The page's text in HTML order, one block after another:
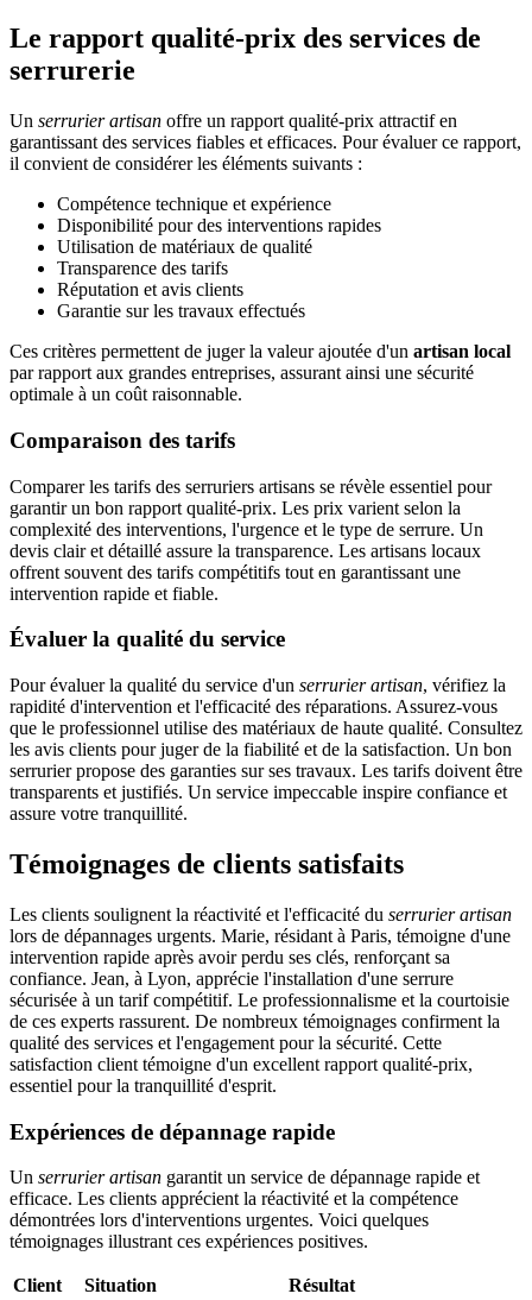
Le rapport qualité-prix des services de
serrurerie
Un serrurier artisan offre un rapport qualité-prix attractif en
garantissant des services fiables et efficaces. Pour évaluer ce rapport,
il convient de considérer les éléments suivants :
Compétence technique et expérience
Disponibilité pour des interventions rapides
Utilisation de matériaux de qualité
Transparence des tarifs
Réputation et avis clients
Garantie sur les travaux effectués
Ces critères permettent de juger la valeur ajoutée d'un artisan local
par rapport aux grandes entreprises, assurant ainsi une sécurité
optimale à un coût raisonnable.
Comparaison des tarifs
Comparer les tarifs des serruriers artisans se révèle essentiel pour
garantir un bon rapport qualité-prix. Les prix varient selon la
complexité des interventions, l'urgence et le type de serrure. Un
devis clair et détaillé assure la transparence. Les artisans locaux
offrent souvent des tarifs compétitifs tout en garantissant une
intervention rapide et fiable.
Évaluer la qualité du service
Pour évaluer la qualité du service d'un serrurier artisan, vérifiez la
rapidité d'intervention et l'efficacité des réparations. Assurez-vous
que le professionnel utilise des matériaux de haute qualité. Consultez
les avis clients pour juger de la fiabilité et de la satisfaction. Un bon
serrurier propose des garanties sur ses travaux. Les tarifs doivent être
transparents et justifiés. Un service impeccable inspire confiance et
assure votre tranquillité.
Témoignages de clients satisfaits
Les clients soulignent la réactivité et l'efficacité du serrurier artisan
lors de dépannages urgents. Marie, résidant à Paris, témoigne d'une
intervention rapide après avoir perdu ses clés, renforçant sa
confiance. Jean, à Lyon, apprécie l'installation d'une serrure
sécurisée à un tarif compétitif. Le professionnalisme et la courtoisie
de ces experts rassurent. De nombreux témoignages confirment la
qualité des services et l'engagement pour la sécurité. Cette
satisfaction client témoigne d'un excellent rapport qualité-prix,
essentiel pour la tranquillité d'esprit.
Expériences de dépannage rapide
Un serrurier artisan garantit un service de dépannage rapide et
efficace. Les clients apprécient la réactivité et la compétence
démontrées lors d'interventions urgentes. Voici quelques
témoignages illustrant ces expériences positives.
Client Situation
Résultat